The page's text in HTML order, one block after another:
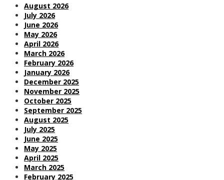
August 2026
July 2026
June 2026
May 2026
April 2026
March 2026
February 2026
January 2026
December 2025
November 2025
October 2025
September 2025
August 2025
July 2025
June 2025
May 2025
April 2025
March 2025
February 2025